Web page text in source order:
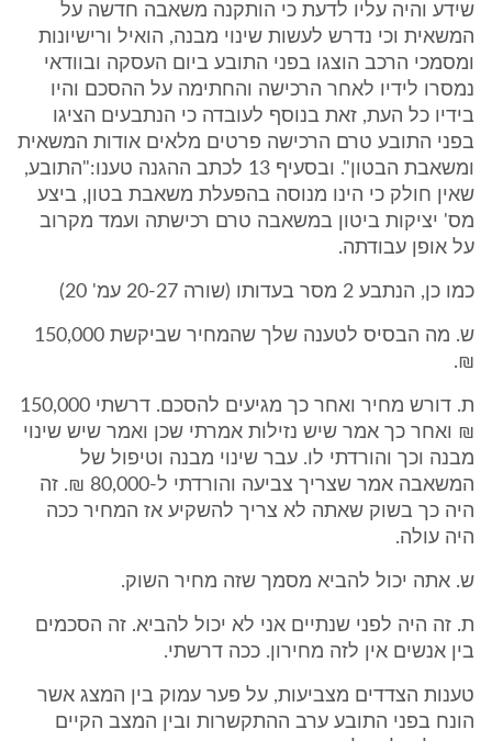
שידע והיה עליו לדעת כי הותקנה משאבה חדשה על
המשאית וכי נדרש לעשות שינוי מבנה, הואיל ורישיונות
ומסמכי הרכב הוצגו בפני התובע ביום העסקה ובוודאי
נמסרו לידיו לאחר הרכישה והחתימה על ההסכם והיו
בידיו כל העת, זאת בנוסף לעובדה כי הנתבעים הציגו
בפני התובע טרם הרכישה פרטים מלאים אודות המשאית
ומשאבת הבטון". ובסעיף 13 לכתב ההגנה טענו:"התובע,
שאין חולק כי הינו מנוסה בהפעלת משאבת בטון, ביצע
מס' יציקות ביטון במשאבה טרם רכישתה ועמד מקרוב
על אופן עבודתה.
כמו כן, הנתבע 2 מסר בעדותו (שורה 20-27 עמ' 20)
ש. מה הבסיס לטענה שלך שהמחיר שביקשת 150,000
₪.
ת. דורש מחיר ואחר כך מגיעים להסכם. דרשתי 150,000
₪ ואחר כך אמר שיש נזילות אמרתי שכן ואמר שיש שינוי
מבנה וכך והורדתי לו. עבר שינוי מבנה וטיפול של
המשאבה אמר שצריך צביעה והורדתי ל-80,000 ₪. זה
היה כך בשוק שאתה לא צריך להשקיע אז המחיר ככה
היה עולה.
ש. אתה יכול להביא מסמך שזה מחיר השוק.
ת. זה היה לפני שנתיים אני לא יכול להביא. זה הסכמים
בין אנשים אין לזה מחירון. ככה דרשתי.
טענות הצדדים מצביעות, על פער עמוק בין המצג אשר
הונח בפני התובע ערב ההתקשרות ובין המצב הקיים